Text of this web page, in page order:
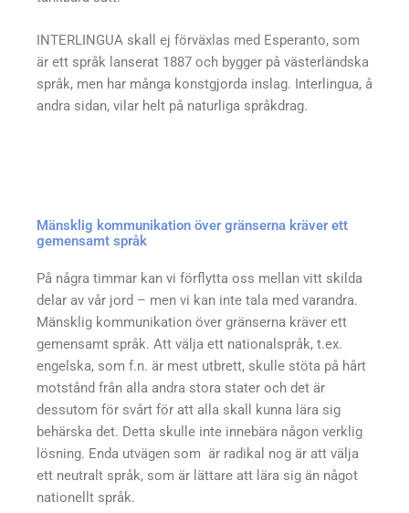
INTERLINGUA skall ej förväxlas med Esperanto, som
är ett språk lanserat 1887 och bygger på västerländska
språk, men har många konstgjorda inslag. Interlingua, å
andra sidan, vilar helt på naturliga språkdrag.
Mänsklig kommunikation över gränserna kräver ett
gemensamt språk
På några timmar kan vi förflytta oss mellan vitt skilda
delar av vår jord – men vi kan inte tala med varandra.
Mänsklig kommunikation över gränserna kräver ett
gemensamt språk. Att välja ett nationalspråk, t.ex.
engelska, som f.n. är mest utbrett, skulle stöta på hårt
motstånd från alla andra stora stater och det är
dessutom för svårt för att alla skall kunna lära sig
behärska det. Detta skulle inte innebära någon verklig
lösning. Enda utvägen som är radikal nog är att välja
ett neutralt språk, som är lättare att lära sig än något
nationellt språk.